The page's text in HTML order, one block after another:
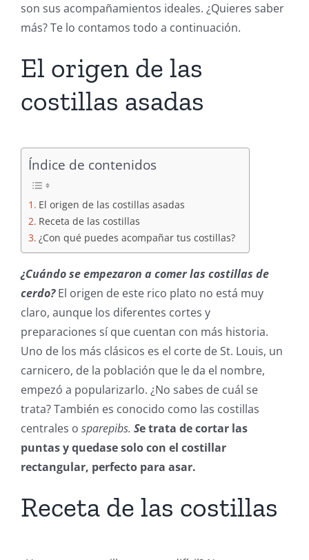
son sus acompañamientos ideales. ¿Quieres saber
más? Te lo contamos todo a continuación.
El origen de las
costillas asadas
Índice de contenidos
El origen de las costillas asadas
Receta de las costillas
¿Con qué puedes acompañar tus costillas?
¿Cuándo se empezaron a comer las costillas de
cerdo?El origen de este rico plato no está muy
claro, aunque los diferentes cortes y
preparaciones sí que cuentan con más historia.
Uno de los más clásicos es el corte de St. Louis, un
carnicero, de la población que le da el nombre,
empezó a popularizarlo. ¿No sabes de cuál se
trata? También es conocido como las costillas
centrales o sparepibs. Se trata de cortar las
puntas y quedase solo con el costillar
rectangular, perfecto para asar.
Receta de las costillas